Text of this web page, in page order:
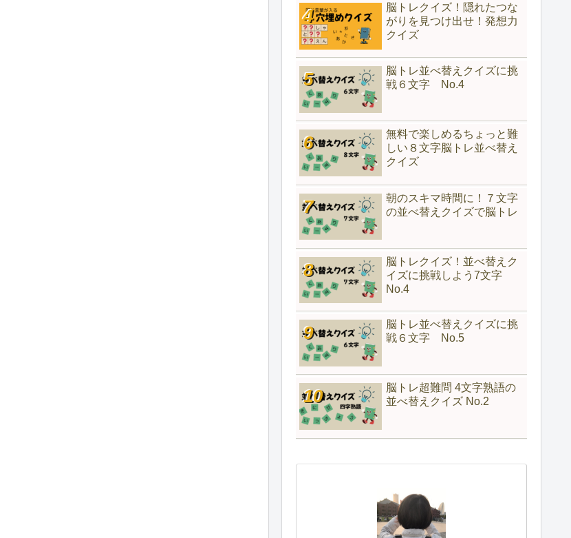
脳トレクイズ！隠れたつな
がりを見つけ出せ！発想力
クイズ
脳トレ並べ替えクイズに挑
戦６文字 No.4
無料で楽しめるちょっと難
しい８文字脳トレ並べ替え
クイズ
朝のスキマ時間に！７文字
の並べ替えクイズで脳トレ
脳トレクイズ！並べ替えク
イズに挑戦しよう7文字
No.4
脳トレ並べ替えクイズに挑
戦６文字 No.5
脳トレ超難問 4文字熟語の
並べ替えクイズ No.2